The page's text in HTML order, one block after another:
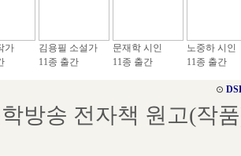
가
김용필 소설가
11종 출간
문재학 시인
11종 출간
노중하 시인
11종 출간
⊙
방송 전자책 원고(작